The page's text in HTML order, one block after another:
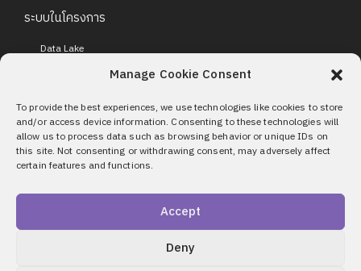
Manage Cookie Consent
To provide the best experiences, we use technologies like cookies to store
and/or access device information. Consenting to these technologies will
allow us to process data such as browsing behavior or unique IDs on
this site. Not consenting or withdrawing consent, may adversely affect
certain features and functions.
Accept
Deny
ระบบในโครงการ
Data Lake
Digital Single View Platform
H-ERP (Higher-Education Resources Planning)
Enterprise Data Governance
HEI Integrated Data Hub
Authentication and Verification System
Data Monitoring and Incident Management System